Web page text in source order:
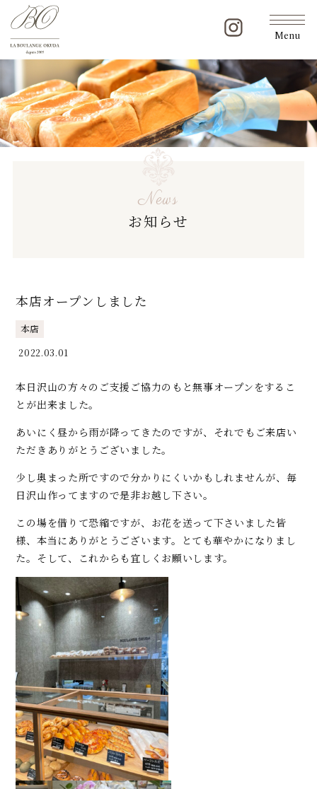
Menu
News
お知らせ
本店オープンしました
本店
2022.03.01
本日沢山の方々のご支援ご協力のもと無事オープンをするこ
とが出来ました。
あいにく昼から雨が降ってきたのですが、それでもご来店い
ただきありがとうございました。
少し奥まった所ですので分かりにくいかもしれませんが、毎
日沢山作ってますので是非お越し下さい。
この場を借りて恐縮ですが、お花を送って下さいました皆
様、本当にありがとうございます。とても華やかになりまし
た。そして、これからも宜しくお願いします。